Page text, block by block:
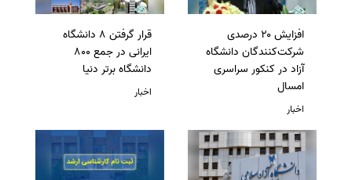
افزایش ۲۰ درصدی
شرکت‌کنندگان دانشگاه
آزاد در کنکور سراسری
امسال
اخبار
قرار گرفتن 8 دانشگاه
ایرانی در جمع 800
دانشگاه برتر دنیا
اخبار